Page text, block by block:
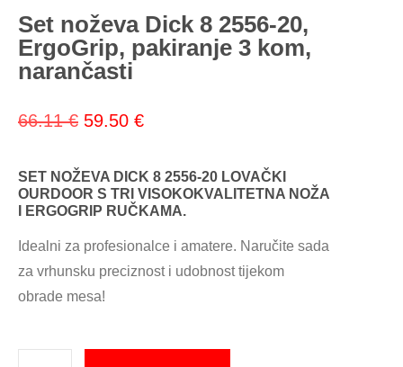
Set noževa Dick 8 2556-20,
ErgoGrip, pakiranje 3 kom,
narančasti
66.11€ 59.50 €
SET NOŽEVA DICK 8 2556-20 LOVAČKI
OURDOOR S TRI VISOKOKVALITETNA NOŽA
I ERGOGRIP RUČKAMA.
Idealni za profesionalce i amatere. Naručite sada
za vrhunsku preciznost i udobnost tijekom
obrade mesa!